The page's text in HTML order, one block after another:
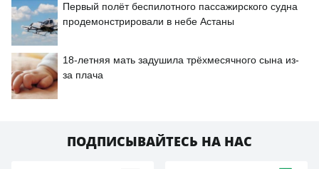
Первый полёт беспилотного пассажирского судна
продемонстрировали в небе Астаны
18-летняя мать задушила трёхмесячного сына из-
за плача
ПОДПИСЫВАЙТЕСЬ НА НАС